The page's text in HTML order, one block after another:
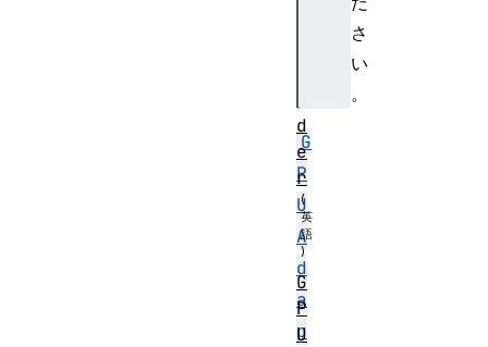
さ
い
。
G
P
U
A
d
a
p
d
e
r
G
P
U